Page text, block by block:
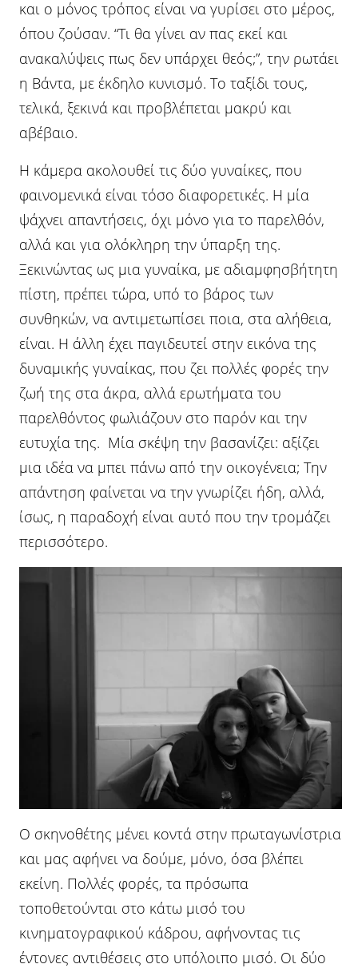
και ο μόνος τρόπος είναι να γυρίσει στο μέρος,
όπου ζούσαν. “Τι θα γίνει αν πας εκεί και
ανακαλύψεις πως δεν υπάρχει θεός;”, την ρωτάει
η Βάντα, με έκδηλο κυνισμό. Το ταξίδι τους,
τελικά, ξεκινά και προβλέπεται μακρύ και
αβέβαιο.
Η κάμερα ακολουθεί τις δύο γυναίκες, που
φαινομενικά είναι τόσο διαφορετικές. Η μία
ψάχνει απαντήσεις, όχι μόνο για το παρελθόν,
αλλά και για ολόκληρη την ύπαρξη της.
Ξεκινώντας ως μια γυναίκα, με αδιαμφησβήτητη
πίστη, πρέπει τώρα, υπό το βάρος των
συνθηκών, να αντιμετωπίσει ποια, στα αλήθεια,
είναι. Η άλλη έχει παγιδευτεί στην εικόνα της
δυναμικής γυναίκας, που ζει πολλές φορές την
ζωή της στα άκρα, αλλά ερωτήματα του
παρελθόντος φωλιάζουν στο παρόν και την
ευτυχία της. Μία σκέψη την βασανίζει: αξίζει
μια ιδέα να μπει πάνω από την οικογένεια; Την
απάντηση φαίνεται να την γνωρίζει ήδη, αλλά,
ίσως, η παραδοχή είναι αυτό που την τρομάζει
περισσότερο.
Ο σκηνοθέτης μένει κοντά στην πρωταγωνίστρια
και μας αφήνει να δούμε, μόνο, όσα βλέπει
εκείνη. Πολλές φορές, τα πρόσωπα
τοποθετούνται στο κάτω μισό του
κινηματογραφικού κάδρου, αφήνοντας τις
έντονες αντιθέσεις στο υπόλοιπο μισό. Οι δύο